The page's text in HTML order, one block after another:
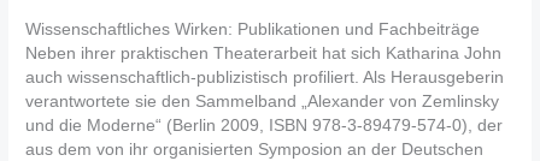
Wissenschaftliches Wirken: Publikationen und Fachbeiträge
Neben ihrer praktischen Theaterarbeit hat sich Katharina John
auch wissenschaftlich-publizistisch profiliert. Als Herausgeberin
verantwortete sie den Sammelband „Alexander von Zemlinsky
und die Moderne“ (Berlin 2009, ISBN 978-3-89479-574-0), der
aus dem von ihr organisierten Symposion an der Deutschen